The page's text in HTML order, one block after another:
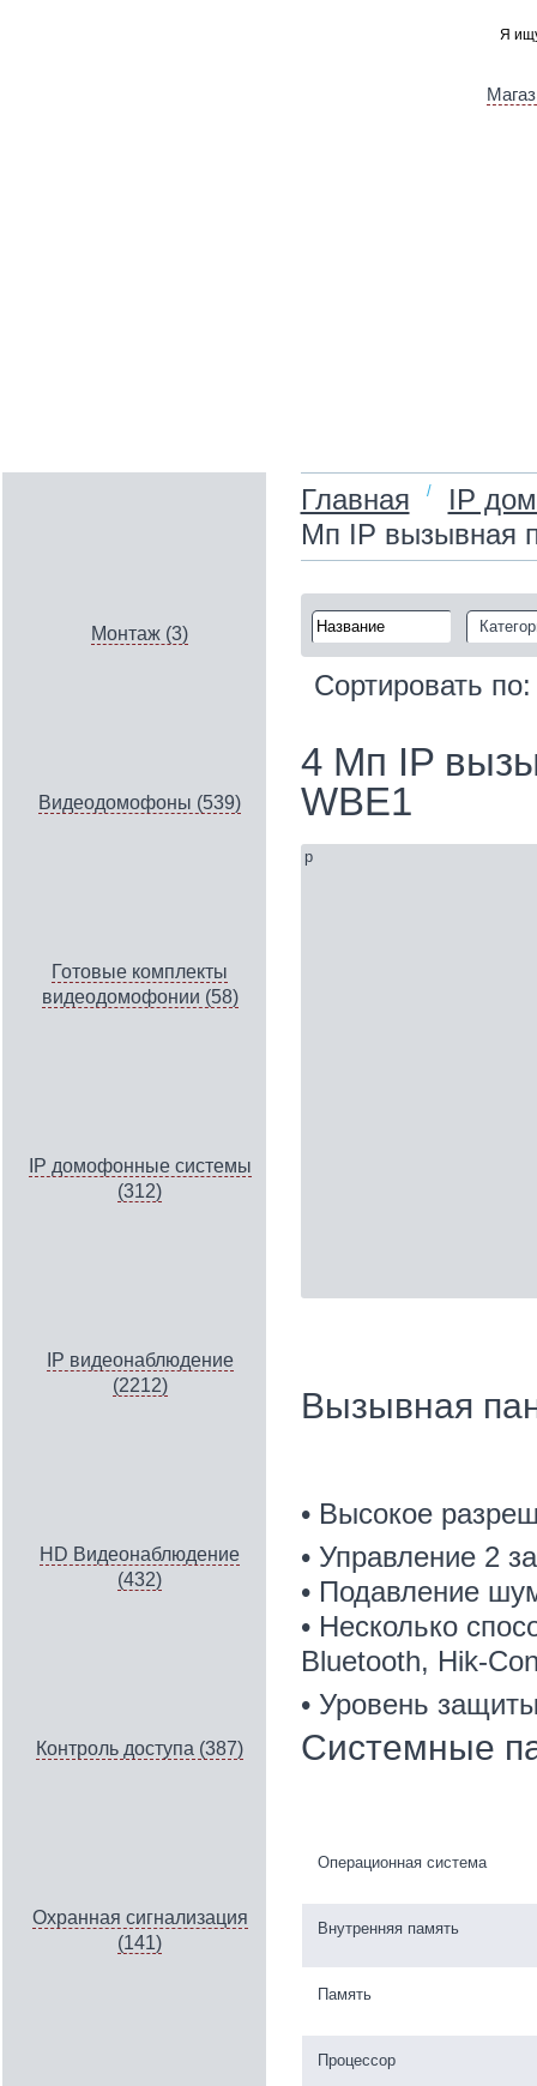
Монтаж (3)
Видеодомофоны (539)
Готовые комплекты
видеодомофонии (58)
IP домофонные системы
(312)
IP видеонаблюдение
(2212)
HD Видеонаблюдение
(432)
Контроль доступа (387)
Охранная сигнализация
(141)
Главная /
IP
Мп IP вызывная
Сортировать
4 Мп IP
WBE1
p
Вызывная
• Высокое
• Управление 2
• Подавление
• Несколько
Bluetooth, Hik-
• Уровень
Системные
Операционная система
Внутренняя память
Память
Процессор